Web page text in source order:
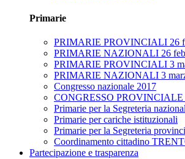
Primarie
PRIMARIE PROVINCIALI 26
PRIMARIE NAZIONALI 26
PRIMARIE PROVINCIALI 3
PRIMARIE NAZIONALI 3
Congresso nazionale 2017
CONGRESSO PROVINCIALE
Primarie per la Segreteria
Primarie per cariche istituzionali
Primarie per la Segreteria
Coordinamento cittadino
Partecipazione e trasparenza